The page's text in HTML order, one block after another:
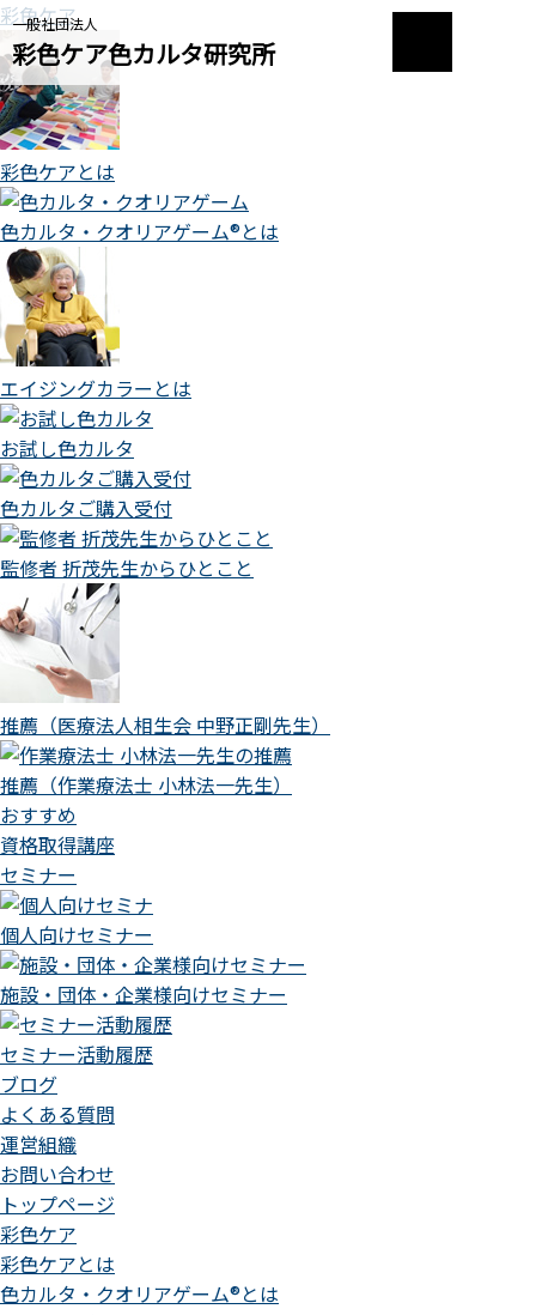
一般社団法人
彩色ケア色カルタ研究所
彩色ケア
彩色ケアとは
色カルタ・クオリアゲーム®とは
エイジングカラーとは
お試し色カルタ
色カルタご購入受付
監修者 折茂先生からひとこと
推薦（医療法人相生会 中野正剛先生）
推薦（作業療法士 小林法一先生）
おすすめ
資格取得講座
セミナー
個人向けセミナー
施設・団体・企業様向けセミナー
セミナー活動履歴
ブログ
よくある質問
運営組織
お問い合わせ
トップページ
彩色ケア
彩色ケアとは
色カルタ・クオリアゲーム®とは